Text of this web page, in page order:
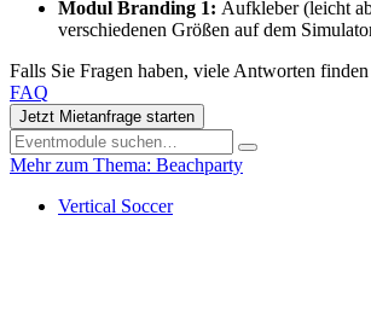
Modul Branding 1: Aufkleber (leicht
verschiedenen Größen auf dem
Falls Sie Fragen haben, viele Antworten
FAQ
Jetzt Mietanfrage starten
Mehr zum Thema: Beachparty
Vertical Soccer